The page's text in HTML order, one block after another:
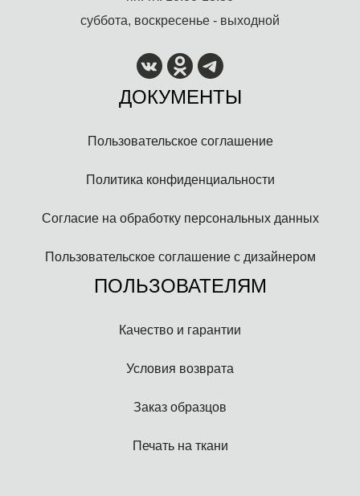
суббота, воскресенье - выходной
ДОКУМЕНТЫ
Пользовательское соглашение
Политика конфиденциальности
Согласие на обработку персональных данных
Пользовательское соглашение с дизайнером
ПОЛЬЗОВАТЕЛЯМ
Качество и гарантии
Условия возврата
Заказ образцов
Печать на ткани